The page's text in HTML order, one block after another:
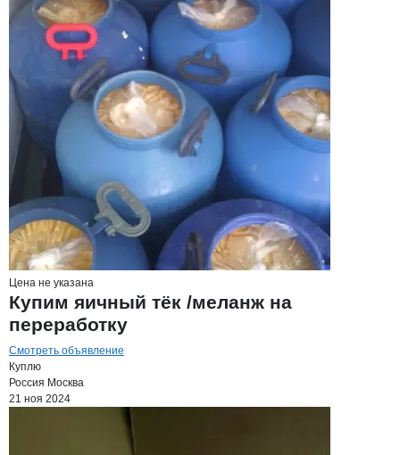
Цена не указана
Купим яичный тёк /меланж на
переработку
Смотреть объявление
Куплю
Россия Москва
21 ноя 2024